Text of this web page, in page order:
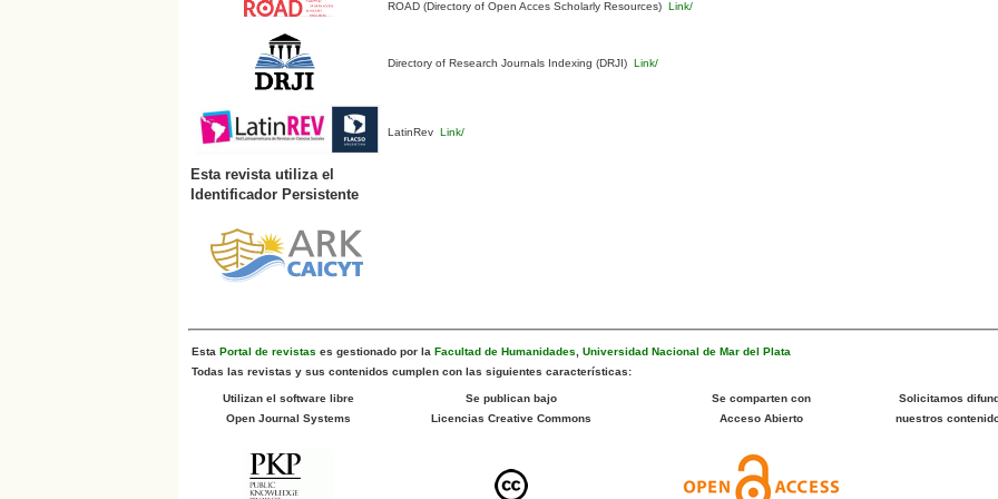
ROAD (Directory of Open Acces Scholarly Resources) Link/
Directory of Research Journals Indexing (DRJI) Link/
LatinRev Link/
Esta revista utiliza el
Identificador Persistente
Esta Portal de revistas es gestionado por la Facultad de Humanidades
Universidad Nacional de Mar del Plata
Todas las revistas y sus contenidos cumplen con las siguientes características:
Utilizan el software libre
Open Journal Systems
Se publican bajo
Licencias Creative Commons
Se comparten con
Acceso Abierto
Solicitamos
nuestros